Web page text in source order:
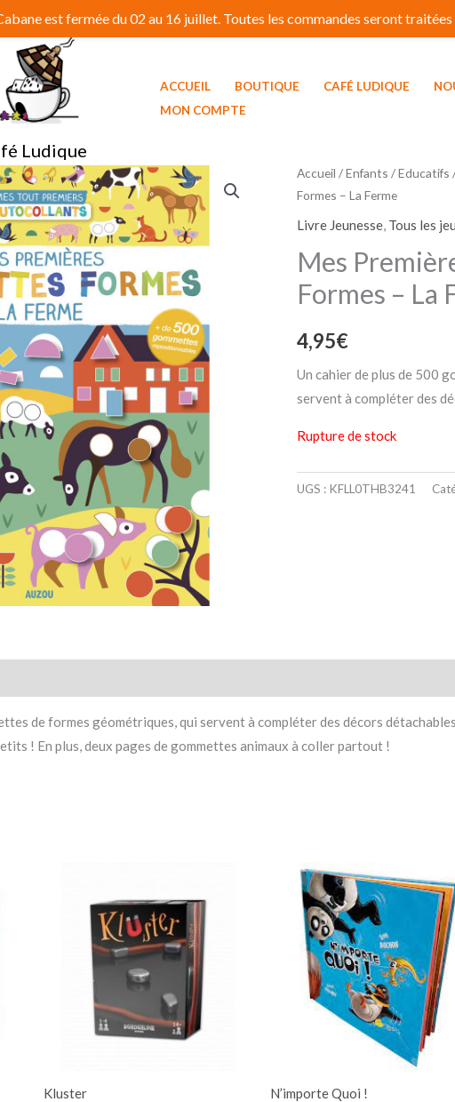
Ludique
ACCUEIL BOUTIQUE CAFÉ LUDIQUE
MON COMPTE
Accueil /Enfants / Educatifs
Formes – La Ferme
Livre Jeunesse, Tous les
Mes
Formes – La
4,95€
Un cahier de plus de 500
servent à compléter des
Rupture de stock
UGS : KFLL0THB3241
de formes géométriques, qui servent à compléter des décors
! En plus, deux pages de gommettes animaux à coller partout !
Kluster N’importe Quoi !
est fermée du 02 au 16 juillet. Toutes les commandes seront